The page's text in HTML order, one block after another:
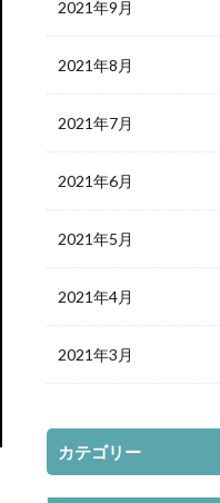
2021年9月
2021年8月
2021年7月
2021年6月
2021年5月
2021年4月
2021年3月
カテゴリー